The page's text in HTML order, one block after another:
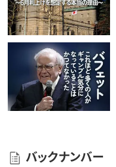
バックナンバー